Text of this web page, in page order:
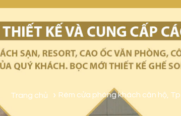
Trang chủ Rèm cửa phòng khách căn hộ,